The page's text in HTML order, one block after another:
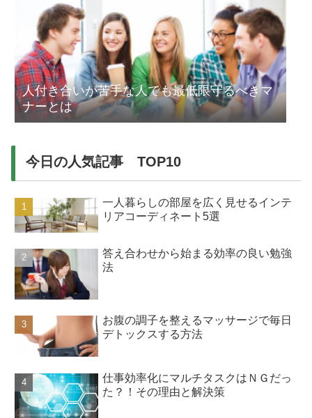
人付き合いが苦手な人でも最低限守るべきマ
ナーとは
今日の人気記事 TOP10
一人暮らしの部屋を広く見せるインテ
リアコーディネート5選
答え合わせから始まる効率の良い勉強
法
お腹の調子を整えるマッサージで毎日
デトックスする方法
仕事効率化にマルチタスクはＮＧだっ
た？！その理由と解決策